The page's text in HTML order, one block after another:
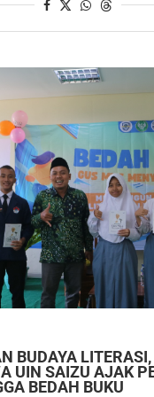
BUDAYA LITERASI,
UIN SAIZU AJAK
BEDAH BUKU